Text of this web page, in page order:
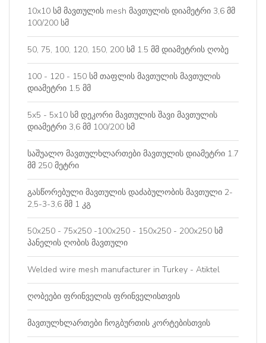
10x10 სმ მავთულის mesh მავთულის დიამეტრი 3,6 მმ
100/200 სმ
50, 75, 100, 120, 150, 200 სმ 1.5 მმ დიამეტრის ღობე
100 - 120 - 150 სმ თაფლის მავთულის მავთულის
დიამეტრი 1.5 მმ
5x5 - 5x10 სმ დეკორი მავთულის შავი მავთულის
დიამეტრი 3,6 მმ 100/200 სმ
საშუალო მავთულხლართები მავთულის დიამეტრი 1.7
მმ 250 მეტრი
გასწორებული მავთულის დაძაბულობის მავთული 2-
2,5-3-3,6 მმ 1 კგ
50x250 - 75x250 -100x250 - 150x250 - 200x250 სმ
პანელის ღობის მავთული
Welded wire mesh manufacturer in Turkey - Atiktel
ღობეები ფრინველის ფრინველისთვის
მავთულხლართები ჩოგბურთის კორტებისთვის